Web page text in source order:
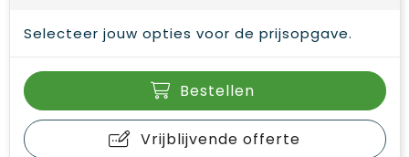
Selecteer jouw opties voor de prijsopgave.
Bestellen
Vrijblijvende offerte